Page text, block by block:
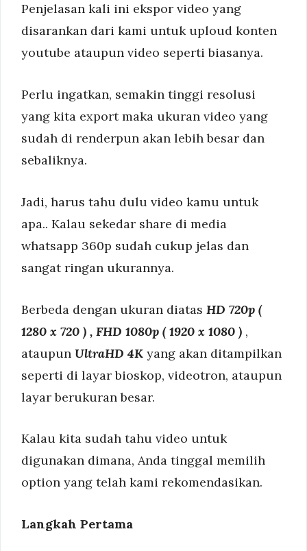
Penjelasan kali ini ekspor video yang
disarankan dari kami untuk uploud konten
youtube ataupun video seperti biasanya.
Perlu ingatkan, semakin tinggi resolusi
yang kita export maka ukuran video yang
sudah di renderpun akan lebih besar dan
sebaliknya.
Jadi, harus tahu dulu video kamu untuk
apa.. Kalau sekedar share di media
whatsapp 360p sudah cukup jelas dan
sangat ringan ukurannya.
Berbeda dengan ukuran diatas HD 720p (
1280 x 720 ) , FHD 1080p ( 1920 x 1080 ) ,
ataupun UltraHD 4K yang akan ditampilkan
seperti di layar bioskop, videotron, ataupun
layar berukuran besar.
Kalau kita sudah tahu video untuk
digunakan dimana, Anda tinggal memilih
option yang telah kami rekomendasikan.
Langkah Pertama